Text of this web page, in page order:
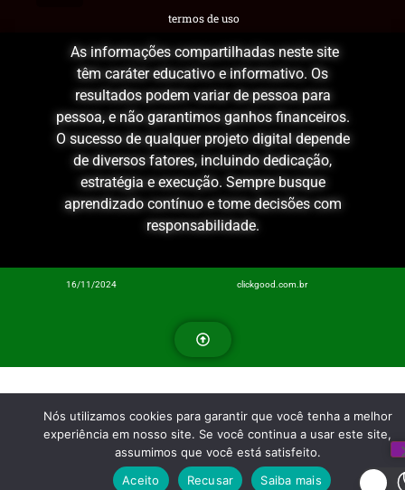
termos de uso
As informações compartilhadas neste site
têm caráter educativo e informativo. Os
resultados podem variar de pessoa para
pessoa, e não garantimos ganhos financeiros.
O sucesso de qualquer projeto digital depende
de diversos fatores, incluindo dedicação,
estratégia e execução. Sempre busque
aprendizado contínuo e tome decisões com
responsabilidade.
16/11/2024 clickgood.com.br
Nós utilizamos cookies para garantir que você tenha a melhor
experiência em nosso site. Se você continua a usar este site,
assumimos que você está satisfeito.
Aceito
Recusar Saiba mais